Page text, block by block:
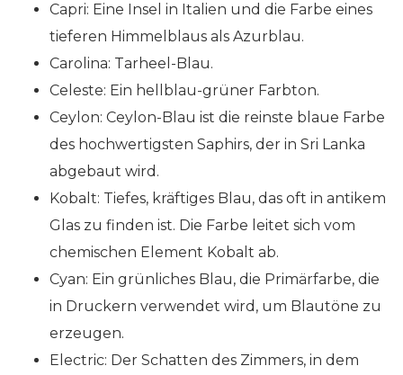
Capri: Eine Insel in Italien und die Farbe eines
tieferen Himmelblaus als Azurblau.
Carolina: Tarheel-Blau.
Celeste: Ein hellblau-grüner Farbton.
Ceylon: Ceylon-Blau ist die reinste blaue Farbe
des hochwertigsten Saphirs, der in Sri Lanka
abgebaut wird.
Kobalt: Tiefes, kräftiges Blau, das oft in antikem
Glas zu finden ist. Die Farbe leitet sich vom
chemischen Element Kobalt ab.
Cyan: Ein grünliches Blau, die Primärfarbe, die
in Druckern verwendet wird, um Blautöne zu
erzeugen.
Electric: Der Schatten des Zimmers, in dem